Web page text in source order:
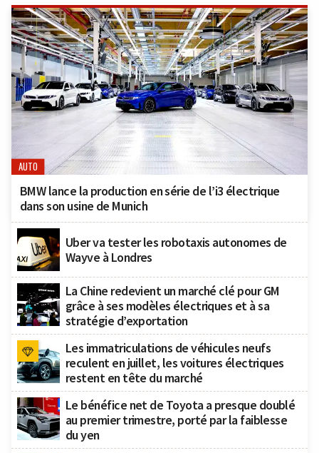
AUTO
BMW lance la production en série de l’i3 électrique
dans son usine de Munich
Uber va tester les robotaxis autonomes de
Wayve à Londres
La Chine redevient un marché clé pour GM
grâce à ses modèles électriques et à sa
stratégie d’exportation
Les immatriculations de véhicules neufs
reculent en juillet, les voitures électriques
restent en tête du marché
Le bénéfice net de Toyota a presque doublé
au premier trimestre, porté par la faiblesse
du yen